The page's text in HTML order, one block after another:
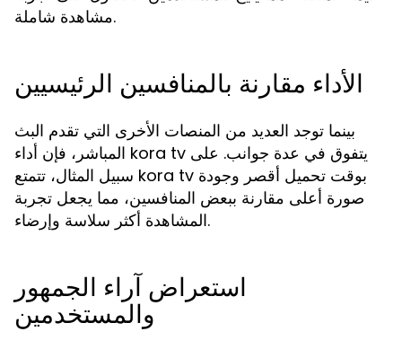
مشاهدة شاملة.
الأداء مقارنة بالمنافسين الرئيسيين
بينما توجد العديد من المنصات الأخرى التي تقدم البث
المباشر، فإن أداء kora tv يتفوق في عدة جوانب. على
سبيل المثال، تتمتع kora tv بوقت تحميل أقصر وجودة
صورة أعلى مقارنة ببعض المنافسين، مما يجعل تجربة
المشاهدة أكثر سلاسة وإرضاء.
استعراض آراء الجمهور
والمستخدمين